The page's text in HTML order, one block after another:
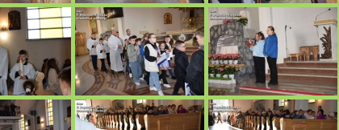
20.04.2025 r.
20.04.2025 r.
r.
w Jacni. 13.04.2025 r.